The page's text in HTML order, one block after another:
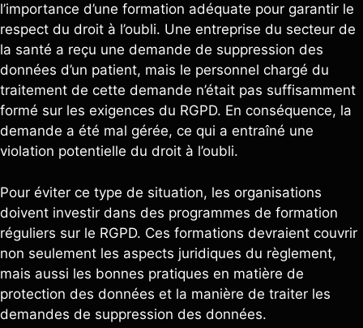
l’importance d’une formation adéquate pour garantir le
respect du droit à l’oubli. Une entreprise du secteur de
la santé a reçu une demande de suppression des
données d’un patient, mais le personnel chargé du
traitement de cette demande n’était pas suffisamment
formé sur les exigences du RGPD. En conséquence, la
demande a été mal gérée, ce qui a entraîné une
violation potentielle du droit à l’oubli.
Pour éviter ce type de situation, les organisations
doivent investir dans des programmes de formation
réguliers sur le RGPD. Ces formations devraient couvrir
non seulement les aspects juridiques du règlement,
mais aussi les bonnes pratiques en matière de
protection des données et la manière de traiter les
demandes de suppression des données.